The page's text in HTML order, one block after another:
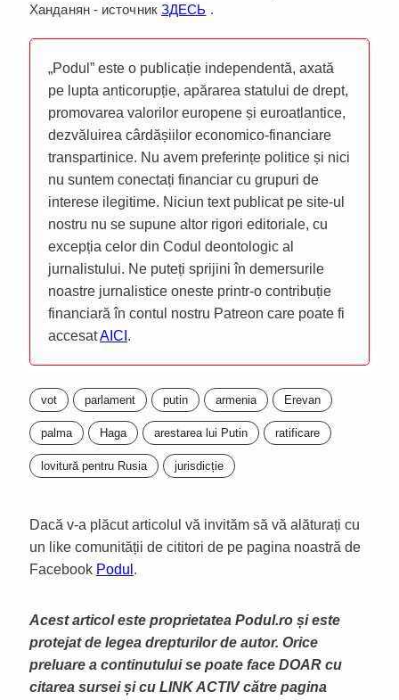
Ханданян - источник ЗДЕСЬ .
„Podul” este o publicație independentă, axată
pe lupta anticorupție, apărarea statului de drept,
promovarea valorilor europene și euroatlantice,
dezvăluirea cârdășiilor economico-financiare
transpartinice. Nu avem preferințe politice și nici
nu suntem conectați financiar cu grupuri de
interese ilegitime. Niciun text publicat pe site-ul
nostru nu se supune altor rigori editoriale, cu
excepția celor din Codul deontologic al
jurnalistului. Ne puteți sprijini în demersurile
noastre jurnalistice oneste printr-o contribuție
financiară în contul nostru Patreon care poate fi
accesatAICI .
vot parlament putin armenia Erevan
palma Haga arestarea lui Putin ratificare
lovitură pentru Rusia jurisdicție
Dacă v-a plăcut articolul vă invităm să vă alăturați cu
un like comunității de cititori de pe pagina noastră de
Facebook Podul .
Acest articol este proprietatea Podul.ro și este
protejat de legea drepturilor de autor. Orice
preluare a continutului se poate face DOAR cu
citarea sursei și cu LINK ACTIV către pagina